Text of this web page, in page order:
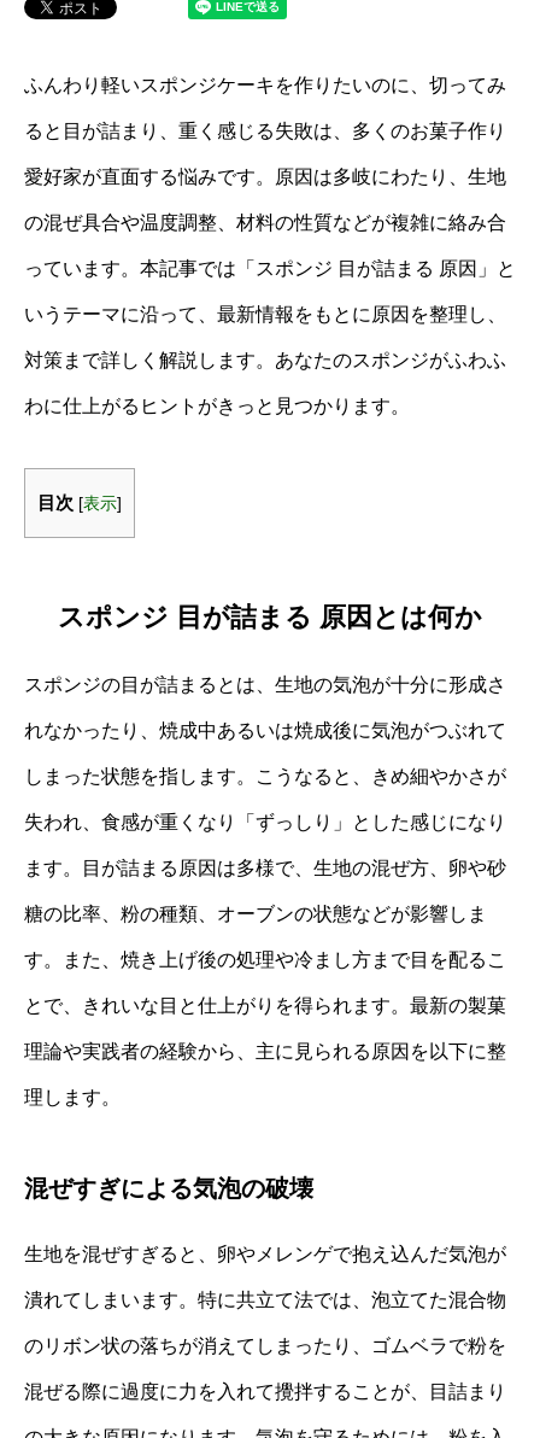
ふんわり軽いスポンジケーキを作りたいのに、切ってみ
ると目が詰まり、重く感じる失敗は、多くのお菓子作り
愛好家が直面する悩みです。原因は多岐にわたり、生地
の混ぜ具合や温度調整、材料の性質などが複雑に絡み合
っています。本記事では「スポンジ 目が詰まる 原因」と
いうテーマに沿って、最新情報をもとに原因を整理し、
対策まで詳しく解説します。あなたのスポンジがふわふ
わに仕上がるヒントがきっと見つかります。
目次 [表示]
スポンジ 目が詰まる 原因とは何か
スポンジの目が詰まるとは、生地の気泡が十分に形成さ
れなかったり、焼成中あるいは焼成後に気泡がつぶれて
しまった状態を指します。こうなると、きめ細やかさが
失われ、食感が重くなり「ずっしり」とした感じになり
ます。目が詰まる原因は多様で、生地の混ぜ方、卵や砂
糖の比率、粉の種類、オーブンの状態などが影響しま
す。また、焼き上げ後の処理や冷まし方まで目を配るこ
とで、きれいな目と仕上がりを得られます。最新の製菓
理論や実践者の経験から、主に見られる原因を以下に整
理します。
混ぜすぎによる気泡の破壊
生地を混ぜすぎると、卵やメレンゲで抱え込んだ気泡が
潰れてしまいます。特に共立て法では、泡立てた混合物
のリボン状の落ちが消えてしまったり、ゴムベラで粉を
混ぜる際に過度に力を入れて攪拌することが、目詰まり